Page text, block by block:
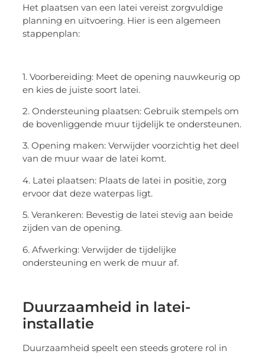
Het plaatsen van een latei vereist zorgvuldige
planning en uitvoering. Hier is een algemeen
stappenplan:
1. Voorbereiding: Meet de opening nauwkeurig op
en kies de juiste soort latei.
2. Ondersteuning plaatsen: Gebruik stempels om
de bovenliggende muur tijdelijk te ondersteunen.
3. Opening maken: Verwijder voorzichtig het deel
van de muur waar de latei komt.
4. Latei plaatsen: Plaats de latei in positie, zorg
ervoor dat deze waterpas ligt.
5. Verankeren: Bevestig de latei stevig aan beide
zijden van de opening.
6. Afwerking: Verwijder de tijdelijke
ondersteuning en werk de muur af.
Duurzaamheid in latei-
installatie
Duurzaamheid speelt een steeds grotere rol in